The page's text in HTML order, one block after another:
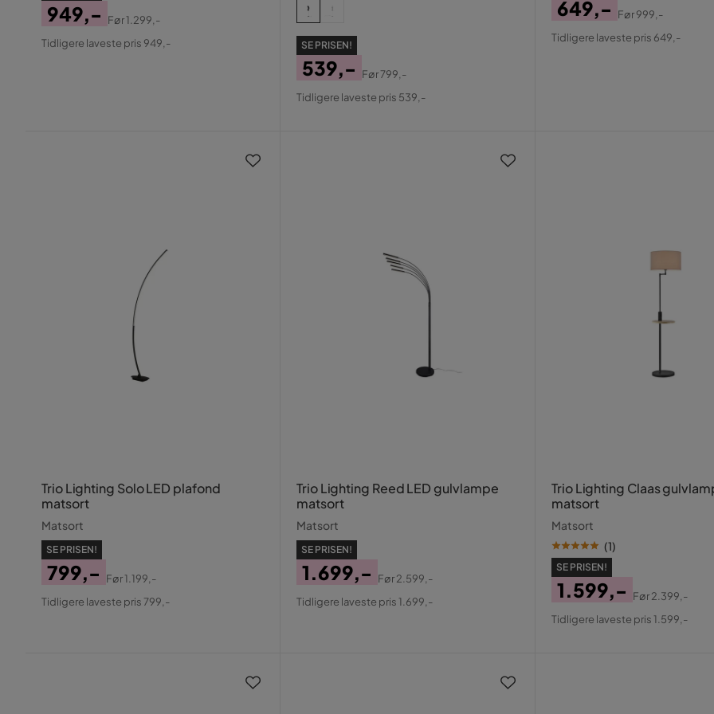
Pris
949,-
Original
Før1.299,-
Tidligere laveste pris 949,-
SE PRISEN!
Pris
539,-
Original
Før799,-
Tidligere laveste pris 539,-
Pris
649,-
Original
Før999,-
Tidligere laveste pris 649,-
Trio Lighting Solo LED plafond
matsort
Matsort
SE PRISEN!
Pris
799,-
Original
Før1.199,-
Tidligere laveste pris 799,-
Trio Lighting Reed LED gulvlampe
matsort
Matsort
SE PRISEN!
Pris
1.699,-
Original
Før2.599,-
Tidligere laveste pris 1.699,-
Trio Lighting Claas
matsort
Matsort
(1)
SE PRISEN!
Pris
1.599,-
Original
Før2.399,-
Tidligere laveste pris 1.599,-